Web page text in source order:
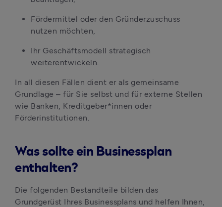
Fördermittel oder den Gründerzuschuss
nutzen möchten,
Ihr Geschäftsmodell strategisch
weiterentwickeln.
In all diesen Fällen dient er als gemeinsame
Grundlage – für Sie selbst und für externe Stellen
wie Banken, Kreditgeber*innen oder
Förderinstitutionen.
Was sollte ein Businessplan
enthalten?
Die folgenden Bestandteile bilden das
Grundgerüst Ihres Businessplans und helfen Ihnen,